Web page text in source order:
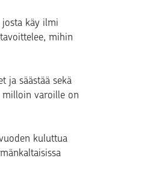
käy ilmi
mihin
ja säästää sekä
milloin varoille on
kuluttua